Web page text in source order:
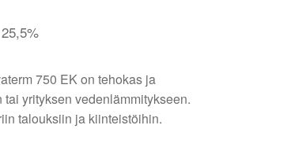
750 EK on tehokas ja
yrityksen vedenlämmitykseen.
talouksiin ja kiinteistöihin.